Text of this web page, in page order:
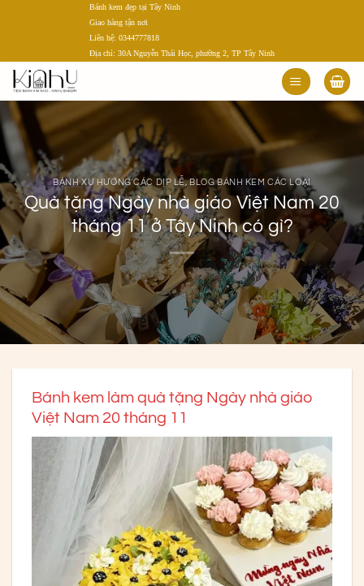
dung
Bánh kem đẹp tại Tây Ninh
Giao hàng tận nơi
Liên hệ: 0344777818
Địa chỉ: 30A Nguyễn Thái Học, phường 2, TP Tây Ninh
BÁNH XU HƯỚNG CÁC DỊP LỄ,BLOG BÁNH KEM CÁC LOẠI
Quà tặng Ngày nhà giáo Việt Nam 20
tháng 11 ở Tây Ninh có gì?
Bánh kem làm quà tặng Ngày nhà giáo
Việt Nam 20 tháng 11